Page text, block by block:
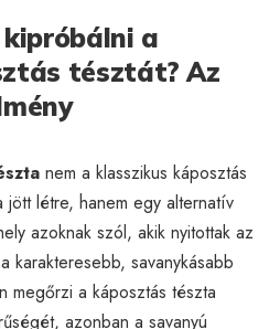
a
tésztát? Az
nem a klasszikus káposztás
jött létre, hanem egy alternatív
azoknak szól, akik nyitottak az
karakteresebb, savanykásabb
a káposztás tészta
azonban a savanyú